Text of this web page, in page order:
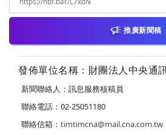
推廣新聞稿
發佈單位名稱：財團法人中央通
新聞聯絡人：訊息服務核稿員
聯絡電話：02-25051180
聯絡信箱： timtimcna@mail.cna.com.tw